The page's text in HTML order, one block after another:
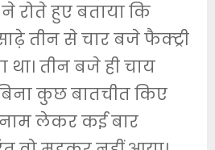
रोते हुए बताया कि
तीन से चार बजे फैक्ट्री
तीन बजे ही चाय
कुछ बातचीत किए
लेकर कई बार